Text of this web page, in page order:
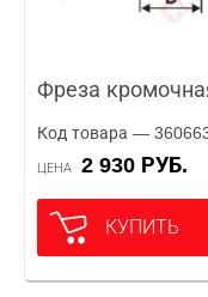
Фреза
Код товара —
ЦЕНА 2 930 РУБ.
КУПИТЬ